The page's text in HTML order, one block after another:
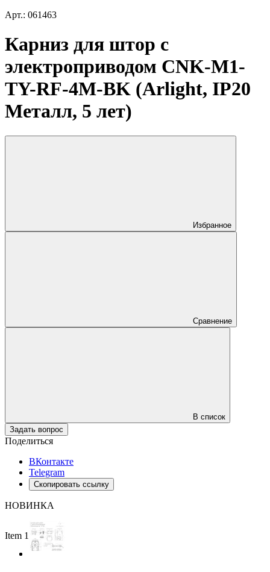
Арт.: 061463
Карниз для штор с
электроприводом CNK-M1-
TY-RF-4M-BK (Arlight, IP20
Металл, 5 лет)
Избранное
Сравнение
В список
Задать вопрос
Поделиться
ВКонтакте
Telegram
Скопировать ссылку
НОВИНКА
Item 1 of 2